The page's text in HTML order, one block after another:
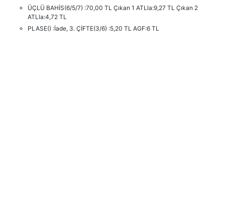
ÜÇLÜ BAHİS(6/5/7) :70,00 TL Çıkan 1 ATLla:9,27 TL Çıkan 2
ATLla:4,72 TL
PLASE() :İade, 3. ÇİFTE(3/6) :5,20 TL AGF:6 TL